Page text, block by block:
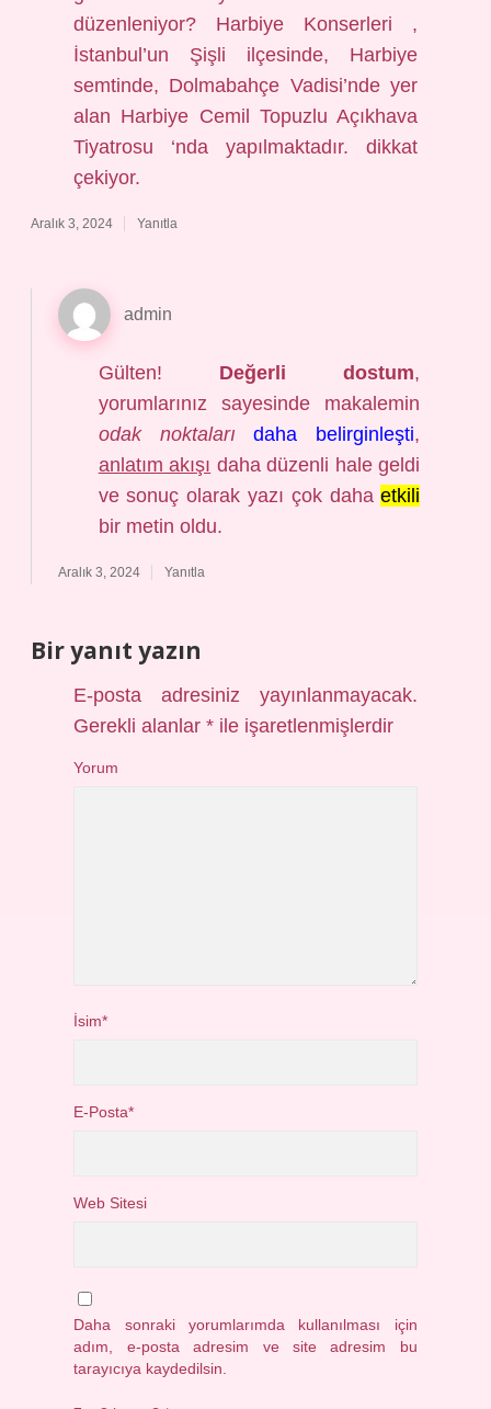
düzenleniyor? Harbiye Konserleri ,
İstanbul’un Şişli ilçesinde, Harbiye
semtinde, Dolmabahçe Vadisi’nde yer
alan Harbiye Cemil Topuzlu Açıkhava
Tiyatrosu ‘nda yapılmaktadır. dikkat
çekiyor.
Aralık 3, 2024 Yanıtla
admin
Gülten! Değerli dostum,
yorumlarınız sayesinde makalemin
odak noktaları
daha belirginleşti,
anlatım akışı daha düzenli hale geldi
ve sonuç olarak yazı çok dahaetkili
bir metin oldu.
Aralık 3, 2024 Yanıtla
Bir yanıt yazın
E-posta adresiniz yayınlanmayacak.
Gerekli alanlar* ile işaretlenmişlerdir
Yorum
İsim*
E-Posta*
Web Sitesi
Daha sonraki yorumlarımda kullanılması için
adım, e-posta adresim ve site adresim bu
tarayıcıya kaydedilsin.